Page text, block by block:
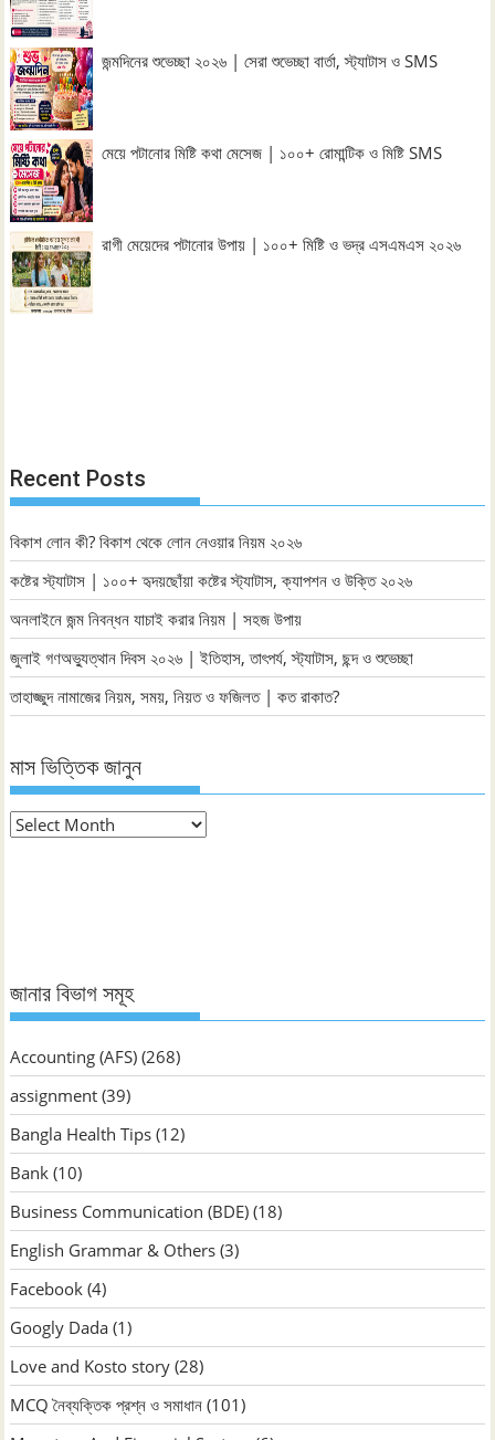
জন্মদিনের শুভেচ্ছা ২০২৬ | সেরা শুভেচ্ছা বার্তা, স্ট্যাটাস ও SMS
মেয়ে পটানোর মিষ্টি কথা মেসেজ | ১০০+ রোমান্টিক ও মিষ্টি SMS
রাগী মেয়েদের পটানোর উপায় | ১০০+ মিষ্টি ও ভদ্র এসএমএস ২০২৬
Recent Posts
বিকাশ লোন কী? বিকাশ থেকে লোন নেওয়ার নিয়ম ২০২৬
কষ্টের স্ট্যাটাস | ১০০+ হৃদয়ছোঁয়া কষ্টের স্ট্যাটাস, ক্যাপশন ও উক্তি ২০২৬
অনলাইনে জন্ম নিবন্ধন যাচাই করার নিয়ম | সহজ উপায়
জুলাই গণঅভ্যুত্থান দিবস ২০২৬ | ইতিহাস, তাৎপর্য, স্ট্যাটাস, ছন্দ ও শুভেচ্ছা
তাহাজ্জুদ নামাজের নিয়ম, সময়, নিয়ত ও ফজিলত | কত রাকাত?
মাস ভিত্তিক জানুন
মাস
জানার বিভাগ সমূহ
Accounting (AFS) (268)
assignment (39)
Bangla Health Tips (12)
Bank (10)
Business Communication (BDE) (18)
English Grammar & Others (3)
Facebook (4)
Googly Dada (1)
Love and Kosto story (28)
MCQ নৈব্যক্তিক প্রশ্ন ও সমাধান (101)